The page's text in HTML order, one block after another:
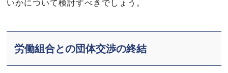
いかについて検討すべきでしょう。
労働組合との団体交渉の終結